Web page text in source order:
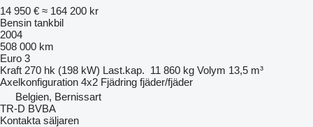
14 950 € ≈ 164 200 kr
Bensin tankbil
2004
508 000 km
Euro 3
Kraft 270 hk (198 kW) Last.kap. 11 860 kg Volym 13,5 m³
Axelkonfiguration 4x2 Fjädring fjäder/fjäder
Belgien, Bernissart
TR-D BVBA
Kontakta säljaren